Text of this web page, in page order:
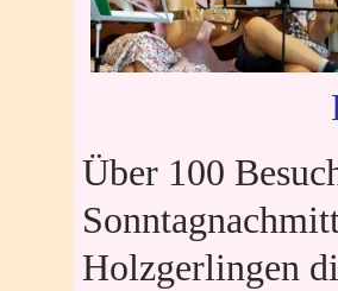
Über 100
Holzgerlingen